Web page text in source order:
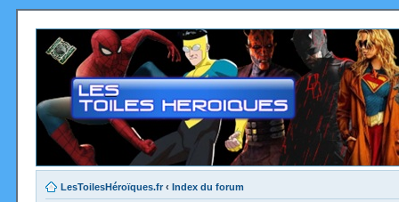
LesToilesHéroïques.fr ‹ Index du forum